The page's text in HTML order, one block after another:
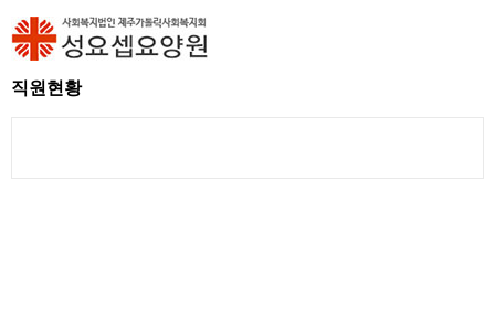
직원현황